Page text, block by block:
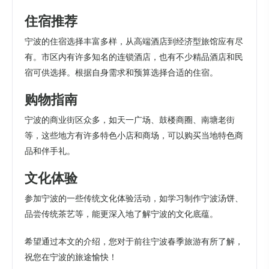
住宿推荐
宁波的住宿选择丰富多样，从高端酒店到经济型旅馆应有尽
有。市区内有许多知名的连锁酒店，也有不少精品酒店和民
宿可供选择。根据自身需求和预算选择合适的住宿。
购物指南
宁波的商业街区众多，如天一广场、鼓楼商圈、南塘老街
等，这些地方有许多特色小店和商场，可以购买当地特色商
品和伴手礼。
文化体验
参加宁波的一些传统文化体验活动，如学习制作宁波汤饼、
品尝传统茶艺等，能更深入地了解宁波的文化底蕴。
希望通过本文的介绍，您对于前往宁波春季旅游有所了解，
祝您在宁波的旅途愉快！